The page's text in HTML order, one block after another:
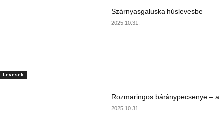
Levesek
Szárnyasgaluska húslevesbe
2025.10.31.
Rozmaringos báránypecsenye – a
2025.10.31.